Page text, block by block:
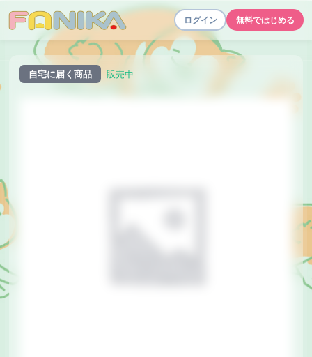
ログイン 無料ではじめる
自宅に届く商品 販売中